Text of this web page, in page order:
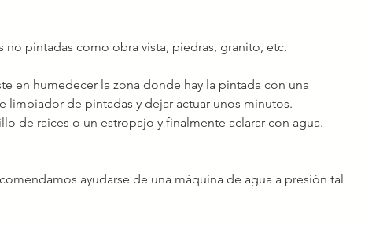
pintadas como obra vista, piedras, granito, etc.
en humedecer la zona donde hay la pintada con una
limpiador de pintadas y dejar actuar unos minutos.
de raices o un estropajo y finalmente aclarar con agua.
ayudarse de una máquina de agua a presión tal